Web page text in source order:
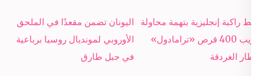
Post
navigation
اليونان تضمن مقعدًا في الملحق
الأوروبي لمونديال روسيا برباعية
في جبل طارق
ضبط راكبة إنجليزية بتهمة محاولة
تهريب 400 قرص «ترامادول»
بمطار الغردقة